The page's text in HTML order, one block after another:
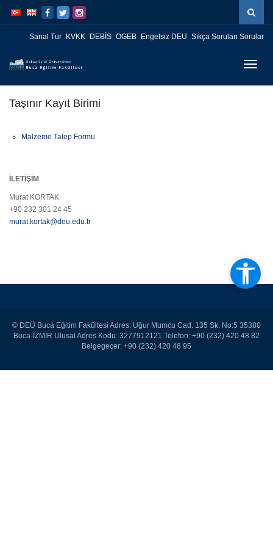
atla
Navigasyona
atla
Sanal Tur KVKK DEBİS OGEB Engelsiz DEU Sıkça Sorulan Sorular
Taşınır Kayıt Birimi
Malzeme Talep Formu
İLETİŞİM
Murat KORTAK
+90 232 301 24 45
murat.kortak@deu.edu.tr
© DEÜ Buca Eğitim Fakültesi Adres: Uğur Mumcu Cad. 135 Sk. No:5 35380
Buca-İZMİR Ulusal Adres Kodu: 3277912121 Telefon: +90 (232) 420 48 82
Belgegeçer: +90 (232) 420 48 95